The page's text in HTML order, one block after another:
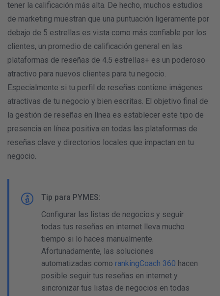
tener la calificación más alta. De hecho, muchos estudios
de marketing muestran que una puntuación ligeramente por
debajo de 5 estrellas es vista como más confiable por los
clientes, un promedio de calificación general en las
plataformas de reseñas de 4.5 estrellas+ es un poderoso
atractivo para nuevos clientes para tu negocio.
Especialmente si tu perfil de reseñas contiene imágenes
atractivas de tu negocio y bien escritas. El objetivo final de
la gestión de reseñas en línea es establecer este tipo de
presencia en línea positiva en todas las plataformas de
reseñas clave y directorios locales que impactan en tu
negocio.
Tip para PYMES:
Configurar las listas de negocios y seguir
todas tus reseñas en internet lleva mucho
tiempo si lo haces manualmente.
Afortunadamente, las soluciones
automatizadas como rankingCoach 360 hacen
posible seguir tus reseñas en internet y
sincronizar tus listas de negocios en todas